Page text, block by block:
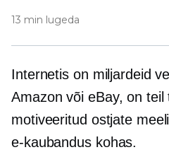
13 min lugeda
Internetis on miljardeid
Amazon või eBay, on
motiveeritud ostjate
e-kaubanduskohas.